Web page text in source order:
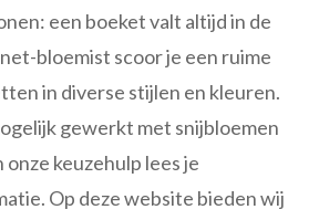
een boeket valt altijd in de
bloemist scoor je een ruime
in diverse stijlen en kleuren.
gewerkt met snijbloemen
keuzehulp lees je
Op deze website bieden wij